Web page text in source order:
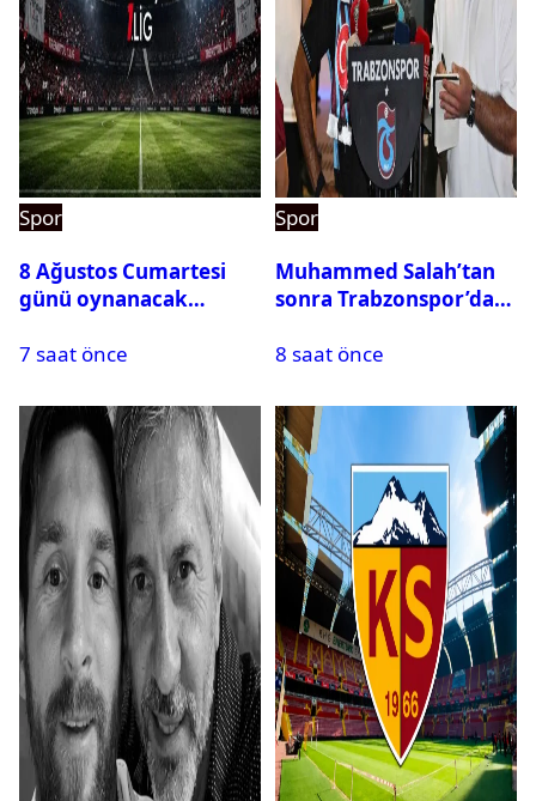
Spor
8 Ağustos Cumartesi
günü oynanacak
7 saat önce
Spor
Muhammed Salah’tan
sonra Trabzonspor’dan
8 saat önce